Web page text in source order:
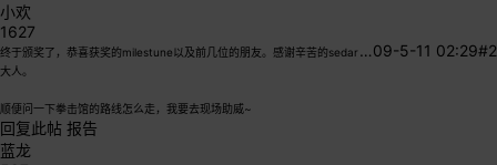
小欢
1627
#2
09-5-11 02:29
…
终于颁奖了，恭喜获奖的milestune以及前几位的朋友。感谢辛苦的sedar
大人。
顺便问一下拳击馆的路线怎么走，我要去现场助威~
回复此帖 报告
蓝龙